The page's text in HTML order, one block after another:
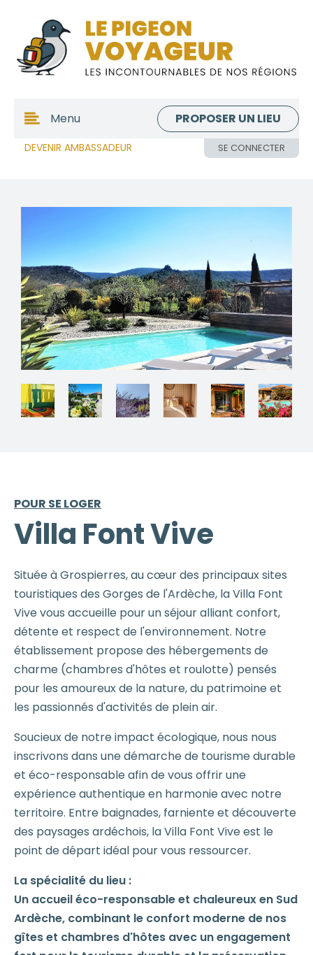
DEVENIR AMBASSADEUR SE CONNECTER
Menu PROPOSER UN LIEU
POUR SE LOGER
Villa Font Vive
Située à Grospierres, au cœur des principaux sites
touristiques des Gorges de l'Ardèche, la Villa Font
Vive vous accueille pour un séjour alliant confort,
détente et respect de l'environnement. Notre
établissement propose des hébergements de
charme (chambres d'hôtes et roulotte) pensés
pour les amoureux de la nature, du patrimoine et
les passionnés d'activités de plein air.
Soucieux de notre impact écologique, nous nous
inscrivons dans une démarche de tourisme durable
et éco-responsable afin de vous offrir une
expérience authentique en harmonie avec notre
territoire. Entre baignades, farniente et découverte
des paysages ardéchois, la Villa Font Vive est le
point de départ idéal pour vous ressourcer.
La spécialité du lieu :
Un accueil éco-responsable et chaleureux en Sud
Ardèche, combinant le confort moderne de nos
gîtes et chambres d'hôtes avec un engagement